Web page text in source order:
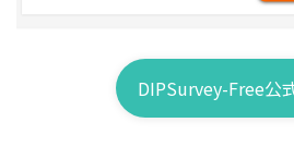
DIPSurvey-Free公